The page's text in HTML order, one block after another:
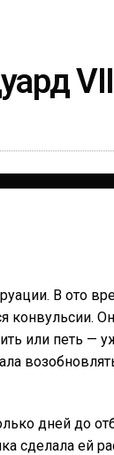
В ото
конвульсии.
или петь
дней до
сделала ей